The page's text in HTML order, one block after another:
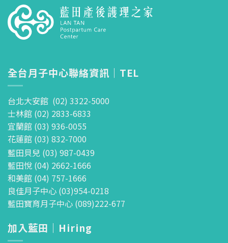
全台月子中心聯絡資訊｜TEL
台北大安館 (02) 3322-5000
士林館 (02) 2833-6833
宜蘭館 (03) 936-0055
花蓮館 (03) 832-7000
藍田貝兒 (03) 987-0439
藍田悅 (04) 2662-1666
和美館 (04) 757-1666
良佳月子中心 (03)954-0218
藍田寶育月子中心 (089)222-677
加入藍田｜Hiring